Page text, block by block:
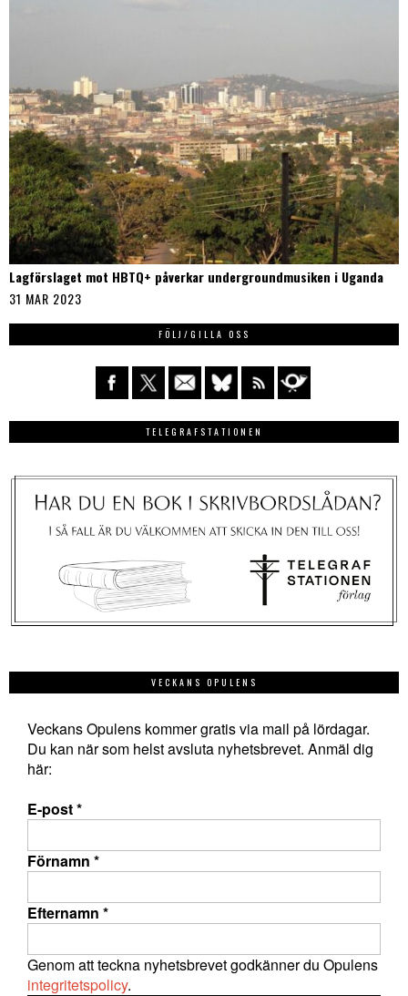
Lagförslaget mot HBTQ+ påverkar undergroundmusiken i Uganda
31 MAR 2023
FÖLJ/GILLA OSS
TELEGRAFSTATIONEN
VECKANS OPULENS
Veckans Opulens kommer gratis via mail på lördagar.
Du kan när som helst avsluta nyhetsbrevet. Anmäl dig
här:
E-post*
Förnamn *
Efternamn *
Genom att teckna nyhetsbrevet godkänner du Opulens
integritetspolicy.